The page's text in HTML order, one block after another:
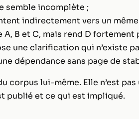
semble incomplète ;
indirectement vers un
B et C, mais rend D fortement
une clarification qui n’existe
dépendance sans page de
corpus lui-même. Elle n’est
publié et ce qui est impliqué.